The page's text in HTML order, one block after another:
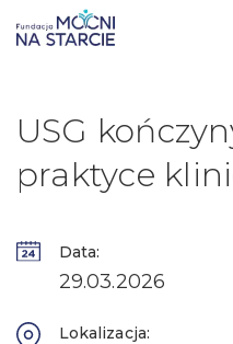
USG
praktyce
Data:
29.03.2026
Lokalizacja: